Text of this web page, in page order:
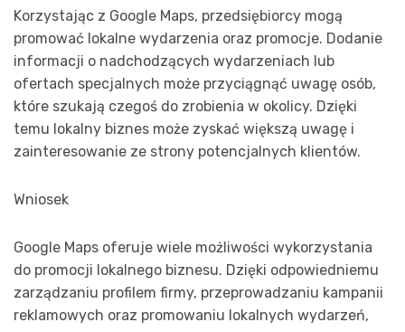
Korzystając z Google Maps, przedsiębiorcy mogą
promować lokalne wydarzenia oraz promocje. Dodanie
informacji o nadchodzących wydarzeniach lub
ofertach specjalnych może przyciągnąć uwagę osób,
które szukają czegoś do zrobienia w okolicy. Dzięki
temu lokalny biznes może zyskać większą uwagę i
zainteresowanie ze strony potencjalnych klientów.
Wniosek
Google Maps oferuje wiele możliwości wykorzystania
do promocji lokalnego biznesu. Dzięki odpowiedniemu
zarządzaniu profilem firmy, przeprowadzaniu kampanii
reklamowych oraz promowaniu lokalnych wydarzeń,